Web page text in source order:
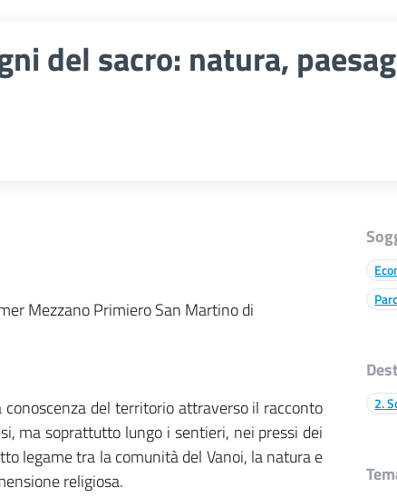
del sacro: natura,
Mezzano Primiero San Martino di
del territorio attraverso il racconto
ma soprattutto lungo i sentieri, nei pressi dei
legame tra la comunità del Vanoi, la natura e
religiosa.
2.